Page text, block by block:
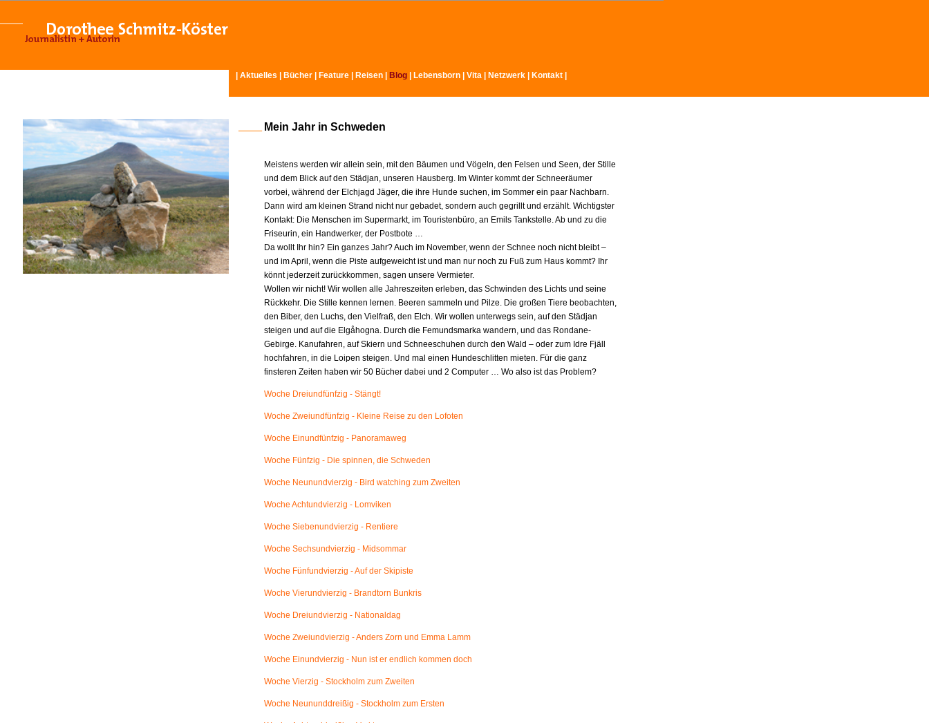
Aktuelles Bücher Feature Reisen Blog Lebensborn Vita Netzwerk Kontakt
Mein Jahr in Schweden
Meistens werden wir allein sein, mit den Bäumen und Vögeln, den Felsen und Seen, der Stille
und dem Blick auf den Städjan, unseren Hausberg. Im Winter kommt der Schneeräumer
vorbei, während der Elchjagd Jäger, die ihre Hunde suchen, im Sommer ein paar Nachbarn.
Dann wird am kleinen Strand nicht nur gebadet, sondern auch gegrillt und erzählt. Wichtigster
Kontakt: Die Menschen im Supermarkt, im Touristenbüro, an Emils Tankstelle. Ab und zu die
Friseurin, ein Handwerker, der Postbote …
Da wollt Ihr hin? Ein ganzes Jahr? Auch im November, wenn der Schnee noch nicht bleibt –
und im April, wenn die Piste aufgeweicht ist und man nur noch zu Fuß zum Haus kommt? Ihr
könnt jederzeit zurückkommen, sagen unsere Vermieter.
Wollen wir nicht! Wir wollen alle Jahreszeiten erleben, das Schwinden des Lichts und seine
Rückkehr. Die Stille kennen lernen. Beeren sammeln und Pilze. Die großen Tiere beobachten,
den Biber, den Luchs, den Vielfraß, den Elch. Wir wollen unterwegs sein, auf den Städjan
steigen und auf die Elgåhogna. Durch die Femundsmarka wandern, und das Rondane-
Gebirge. Kanufahren, auf Skiern und Schneeschuhen durch den Wald – oder zum Idre Fjäll
hochfahren, in die Loipen steigen. Und mal einen Hundeschlitten mieten. Für die ganz
finsteren Zeiten haben wir 50 Bücher dabei und 2 Computer … Wo also ist das Problem?
Woche Dreiundfünfzig - Stängt!
Woche Zweiundfünfzig - Kleine Reise zu den Lofoten
Woche Einundfünfzig - Panoramaweg
Woche Fünfzig - Die spinnen, die Schweden
Woche Neunundvierzig - Bird watching zum Zweiten
Woche Achtundvierzig - Lomviken
Woche Siebenundvierzig - Rentiere
Woche Sechsundvierzig - Midsommar
Woche Fünfundvierzig - Auf der Skipiste
Woche Vierundvierzig - Brandtorn Bunkris
Woche Dreiundvierzig - Nationaldag
Woche Zweiundvierzig - Anders Zorn und Emma Lamm
Woche Einundvierzig - Nun ist er endlich kommen doch
Woche Vierzig - Stockholm zum Zweiten
Woche Neununddreißig - Stockholm zum Ersten